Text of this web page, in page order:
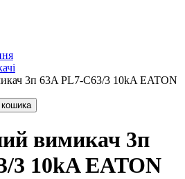
3п 63A PL7-C63/3 10kA EATON
вимикач 3п
3 10kA EATON